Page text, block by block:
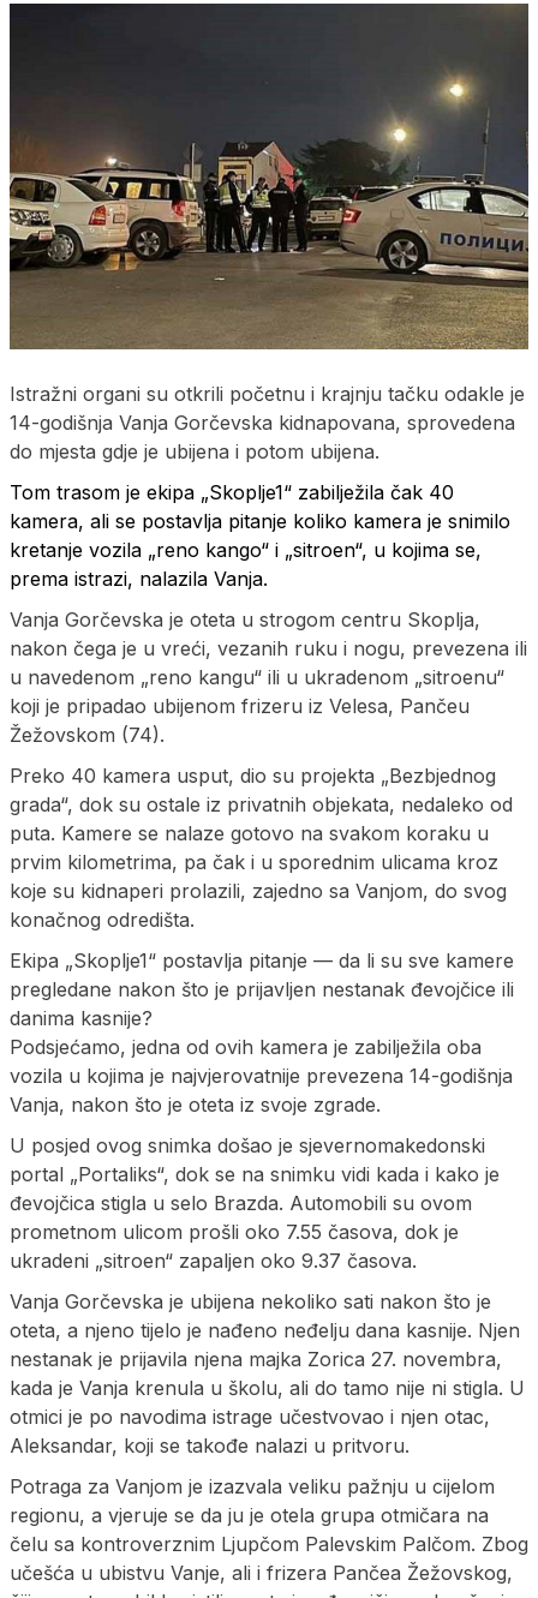
Istražni organi su otkrili početnu i krajnju tačku odakle je
14-godišnja Vanja Gorčevska kidnapovana, sprovedena
do mjesta gdje je ubijena i potom ubijena.
Tom trasom je ekipa „Skoplje1“ zabilježila čak 40
kamera, ali se postavlja pitanje koliko kamera je snimilo
kretanje vozila „reno kango“ i „sitroen“, u kojima se,
prema istrazi, nalazila Vanja.
Vanja Gorčevska je oteta u strogom centru Skoplja,
nakon čega je u vreći, vezanih ruku i nogu, prevezena ili
u navedenom „reno kangu“ ili u ukradenom „sitroenu“
koji je pripadao ubijenom frizeru iz Velesa, Pančeu
Žežovskom (74).
Preko 40 kamera usput, dio su projekta „Bezbjednog
grada“, dok su ostale iz privatnih objekata, nedaleko od
puta. Kamere se nalaze gotovo na svakom koraku u
prvim kilometrima, pa čak i u sporednim ulicama kroz
koje su kidnaperi prolazili, zajedno sa Vanjom, do svog
konačnog odredišta.
Ekipa „Skoplje1“ postavlja pitanje — da li su sve kamere
pregledane nakon što je prijavljen nestanak đevojčice ili
danima kasnije?
Podsjećamo, jedna od ovih kamera je zabilježila oba
vozila u kojima je najvjerovatnije prevezena 14-godišnja
Vanja, nakon što je oteta iz svoje zgrade.
U posjed ovog snimka došao je sjevernomakedonski
portal „Portaliks“, dok se na snimku vidi kada i kako je
đevojčica stigla u selo Brazda. Automobili su ovom
prometnom ulicom prošli oko 7.55 časova, dok je
ukradeni „sitroen“ zapaljen oko 9.37 časova.
Vanja Gorčevska je ubijena nekoliko sati nakon što je
oteta, a njeno tijelo je nađeno neđelju dana kasnije. Njen
nestanak je prijavila njena majka Zorica 27. novembra,
kada je Vanja krenula u školu, ali do tamo nije ni stigla. U
otmici je po navodima istrage učestvovao i njen otac,
Aleksandar, koji se takođe nalazi u pritvoru.
Potraga za Vanjom je izazvala veliku pažnju u cijelom
regionu, a vjeruje se da ju je otela grupa otmičara na
čelu sa kontroverznim Ljupčom Palevskim Palčom. Zbog
učešća u ubistvu Vanje, ali i frizera Pančea Žežovskog,